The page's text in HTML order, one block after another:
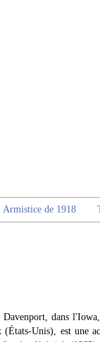
Armistice de 1918
dans
Unis), est une